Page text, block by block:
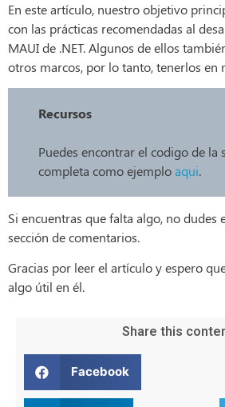
En este artículo, nuestro objetivo
con las prácticas recomendadas al
MAUI de .NET. Algunos de ellos
otros marcos, por lo tanto, tenerlos en
Recursos
Puedes encontrar el codigo de la
completa como ejemploaqui.
Si encuentras que falta algo, no dudes
sección de comentarios.
Gracias por leer el artículo y espero
algo útil en él.
Share this
Facebook